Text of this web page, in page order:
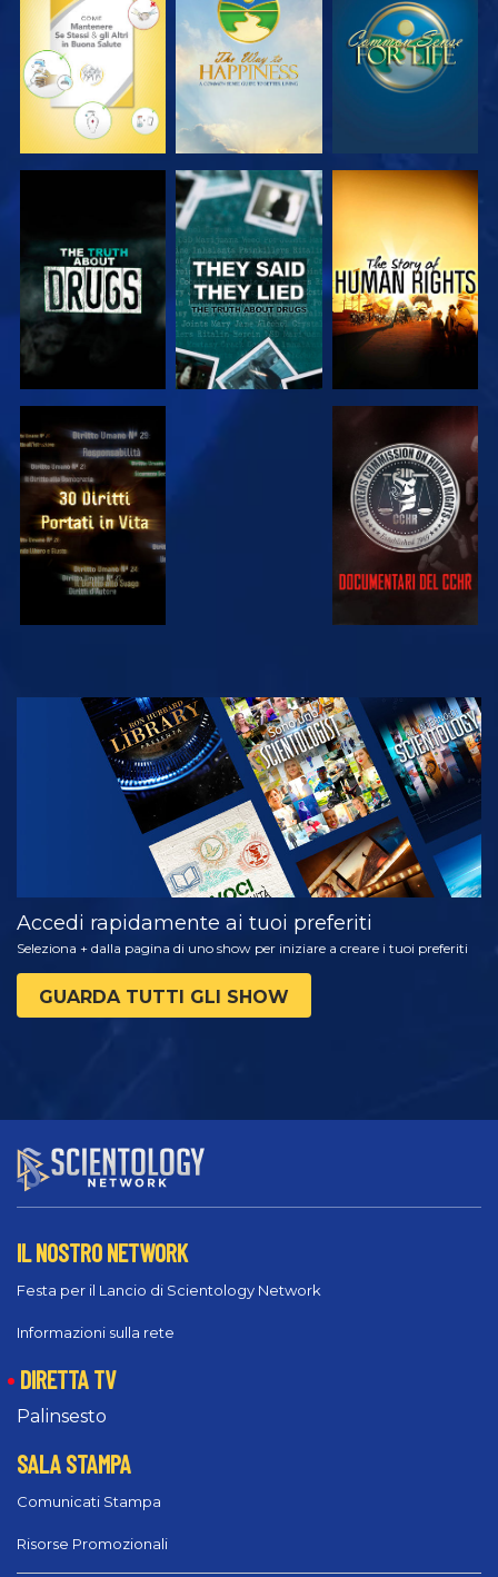
GUARDA GUARDA
GUARDA GUARDA
GUARDA
ESPLORA LE
SERIE
Accedi rapidamente ai tuoi preferiti
Seleziona + dalla pagina di uno show per iniziare a creare i tuoi preferiti
GUARDA TUTTI GLI SHOW
IL NOSTRO NETWORK
Festa per il Lancio di Scientology Network
Informazioni sulla rete
DIRETTA TV
Palinsesto
SALA STAMPA
Comunicati Stampa
Risorse Promozionali